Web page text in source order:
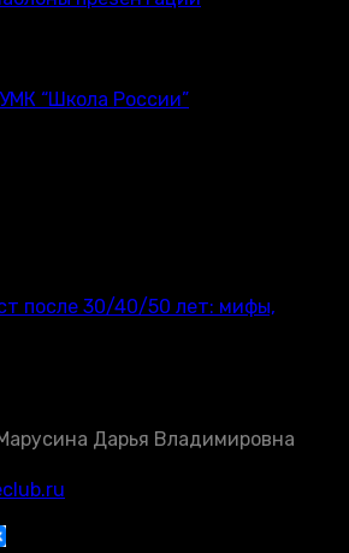
“Школа России”
после 30/40/50 лет: мифы,
Дарья Владимировна